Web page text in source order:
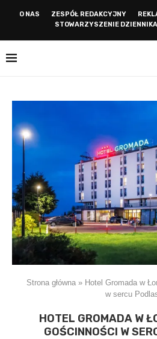
O NAS ZESPÓŁ REDAKCYJNY
STOWARZYSZENIE
Strona główna » Hotel Gromada w
w sercu
HOTEL GROMADA W
GOŚCINNOŚCI W